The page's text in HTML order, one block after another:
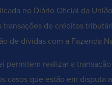
no Diário Oficial da
de créditos
de dívidas com a Fazenda
permitem realizar a
casos que estão em disputa